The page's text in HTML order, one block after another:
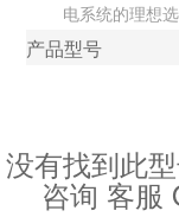
电系统的理想选
产品型号
没有找到此
咨询 客服